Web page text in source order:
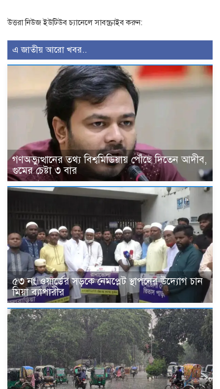
উত্তরা নিউজ ইউটিউব চ্যানেলে সাবস্ক্রাইব করুন:
এ জাতীয় আরো খবর..
গণঅভ্যুত্থানের তথ্য বিশ্বমিডিয়ায় পৌঁছে দিতেন আদীব,
গুমের চেষ্টা ৩ বার
৫৩ নং ওয়ার্ডের সড়কে নেমপ্লেট স্থাপনের উদ্যোগ চান
মিয়া ব্যাপারীর